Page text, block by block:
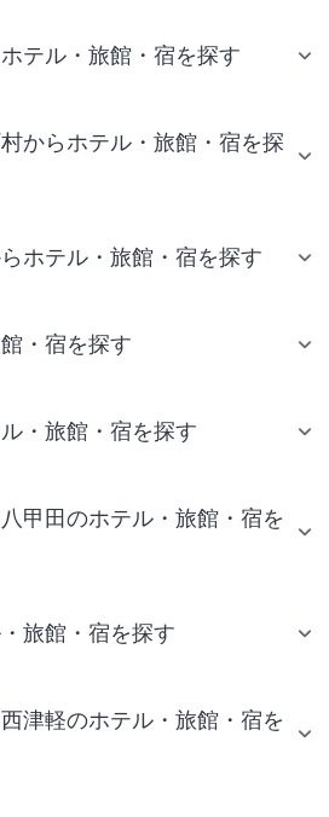
テル・旅館・宿を探す
からホテル・旅館・宿を探
ホテル・旅館・宿を探す
・宿を探す
・旅館・宿を探す
甲田のホテル・旅館・宿を
旅館・宿を探す
津軽のホテル・旅館・宿を